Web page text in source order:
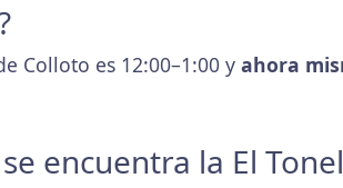
Colloto es 12:00–1:00 y ahora
encuentra la El